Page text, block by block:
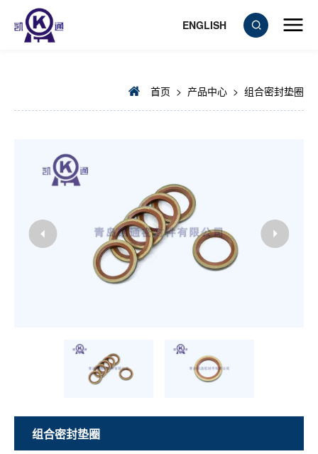
ENGLISH
首页 > 产品中心 > 组合密封垫圈
组合密封垫圈